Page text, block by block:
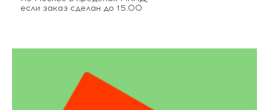
если заказ сделан до 15.00